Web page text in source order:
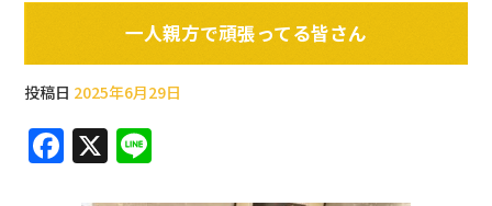
一人親方で頑張ってる皆さん
投稿日 2025年6月29日
F
a
X